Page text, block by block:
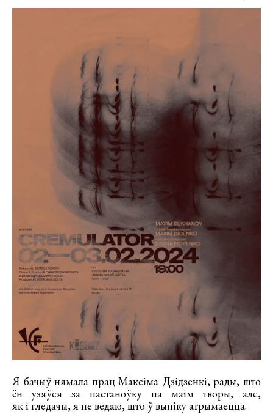
Я бачыў нямала прац Максіма Дзідзенкі, рады, што
ён узяўся за пастаноўку па маім творы, але,
як і гледачы, я не ведаю, што ў выніку атрымаецца.